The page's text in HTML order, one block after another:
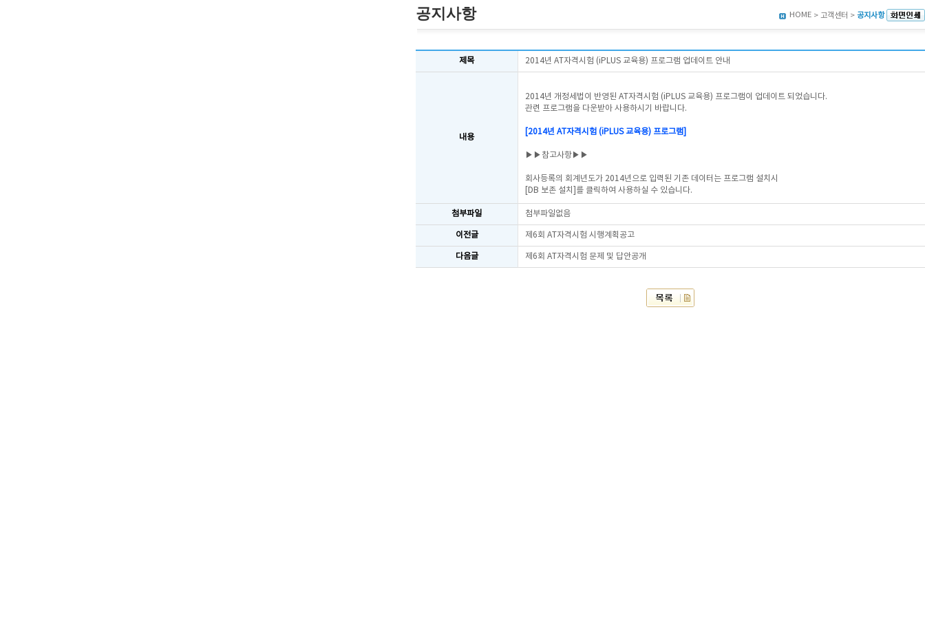
공지사항 HOME > 고객센터 > 공지사항
제목 2014년 AT자격시험 (iPLUS 교육용) 프로그램 업데이트 안내
내용
2014년 개정세법이 반영된 AT자격시험 (iPLUS 교육용) 프로그램이 업데이트 되었습니다.
관련 프로그램을 다운받아 사용하시기 바랍니다.
[2014년 AT자격시험 (iPLUS 교육용) 프로그램]
▶▶참고사항▶▶
회사등록의 회계년도가 2014년으로 입력된 기존 데이터는 프로그램 설치시
[DB 보존 설치]를 클릭하여 사용하실 수 있습니다.
첨부파일 첨부파일없음
이전글 제6회 AT자격시험 시행계획공고
다음글 제6회 AT자격시험 문제 및 답안공개